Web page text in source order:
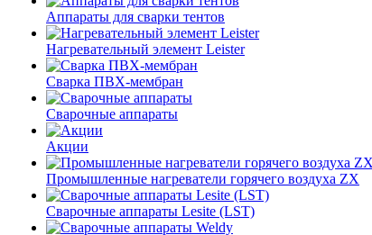
Аппараты для сварки тентов
Нагревательный элемент Leister
Сварка ПВХ-мембран
Сварочные аппараты
Акции
Промышленные нагреватели горячего воздуха ZX
Сварочные аппараты Lesite (LST)